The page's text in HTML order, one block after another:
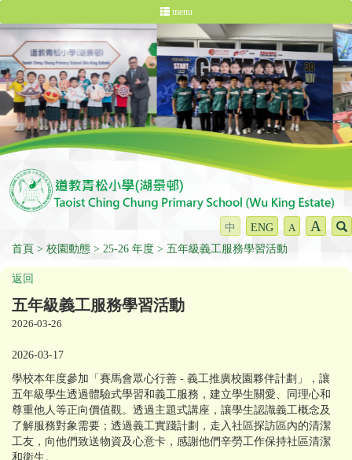
menu
中 ENG A A
首頁 校園動態 25-26 年度 五年級義工服務學習活動
返回
五年級義工服務學習活動
2026-03-26
2026-03-17
學校本年度參加「賽馬會眾心行善 - 義工推廣校園夥伴計劃」，讓
五年級學生透過體驗式學習和義工服務，建立學生關愛、同理心和
尊重他人等正向價值觀。透過主題式講座，讓學生認識義工概念及
了解服務對象需要；透過義工實踐計劃，走入社區探訪區內的清潔
工友，向他們致送物資及心意卡，感謝他們辛勞工作保持社區清潔
和衛生。